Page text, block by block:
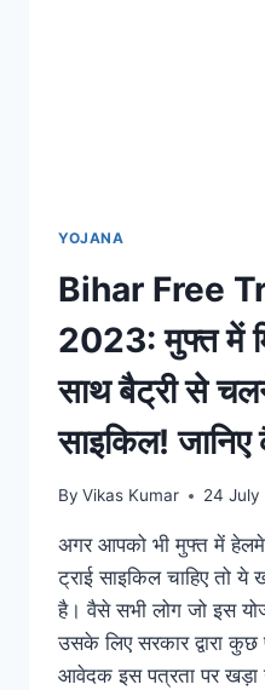
YOJANA
Bihar Free
2023: मुफ्त में
साथ बैट्री से
साइकिल!
By Vikas Kumar 24 July
अगर आपको भी मुफ्त में
ट्राई साइकिल चाहिए तो
है। वैसे सभी लोग जो इस
उसके लिए सरकार द्वारा
आवेदक इस पत्रता पर